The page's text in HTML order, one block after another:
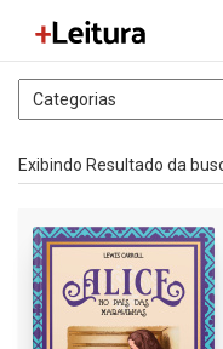
Exibindo Resultado da